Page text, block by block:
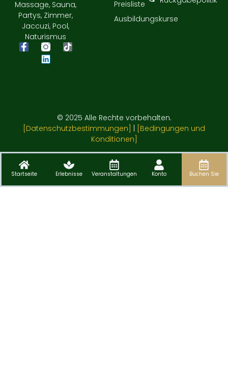
Massage, Sauna,
Partys, Zimmer,
Jaccuzi, Pool,
Naturismus
Preisliste
Ausbildungskurse
© 2025 Alle Rechte vorbehalten.
[Datenschutzbestimmungen] | [Bedingungen und
Konditionen]
Startseite Erlebnisse Veranstaltungen Konto Buchen Sie